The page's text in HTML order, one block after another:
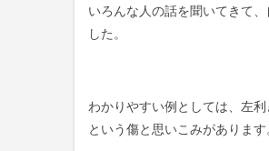
いろんな人の話を聞いてきて
した。
わかりやすい例としては、左
という傷と思いこみがあります